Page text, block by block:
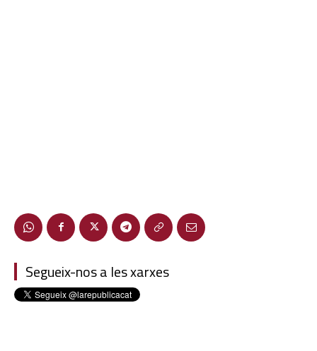
Segueix-nos a les xarxes